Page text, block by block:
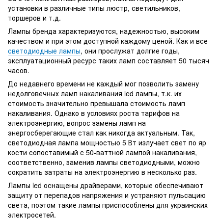
установки в различные типы люстр, светильников,
торшеров и т.д.
Лампы бренда характеризуются, надежностью, высоким
качеством и при этом доступной каждому ценой. Как и все
светодиодные лампы, они прослужат долгие годы,
эксплуатационный ресурс таких ламп составляет 50 тысяч
часов.
До недавнего времени не каждый мог позволить замену
недолговечных ламп накаливания led лампы, т.к. их
стоимость значительно превышала стоимость ламп
накаливания. Однако в условиях роста тарифов на
электроэнергию, вопрос замены ламп на
энергосберегающие стал как никогда актуальным. Так,
светодиодная лампа мощностью 5 Вт излучает свет по яр
кости сопоставимый с 50-ваттной лампой накаливания,
соответственно, заменив лампы светодиодными, можно
сократить затраты на электроэнергию в несколько раз.
Лампы led оснащены драйверами, которые обеспечивают
защиту от перепадов напряжения и устраняют пульсацию
света, поэтом такие лампы приспособлены для украинских
электросетей.